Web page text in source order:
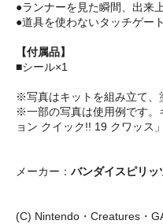
●ランナーを見た瞬間、出来
●道具を使わないタッチゲート
【付属品】
■シール×1
※写真はキットを組み立て、
※一部の写真は使用例です。
ョン クイック!! 19 クワッス
メーカー： バンダイスピリ
(C) Nintendo・Creatures・